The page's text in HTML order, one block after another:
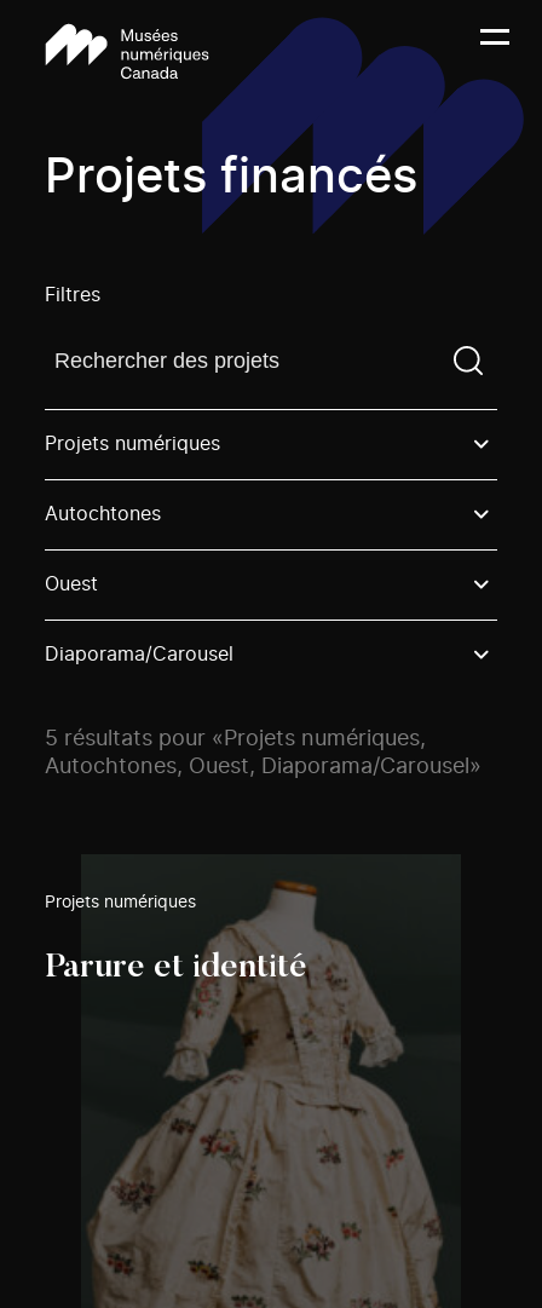
Projets financés
Filtres
Trouvez un projetVous devez saisir un terme de
Projets numériques
Autochtones
Ouest
Diaporama/Carousel
5 résultats pour «Projets numériques,
Autochtones, Ouest, Diaporama/Carousel»
Projets numériques
Parure et identité